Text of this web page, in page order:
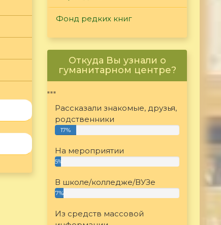
Фонд редких книг
Откуда Вы узнали о
гуманитарном центре?
"""
Рассказали знакомые, друзья,
родственники
17%
На мероприятии
5%
В школе/колледже/ВУЗе
7%
Из средств массовой